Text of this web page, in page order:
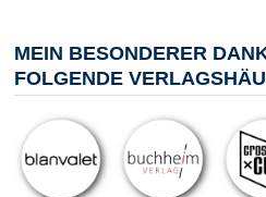
MEIN BESONDERER
FOLGENDE